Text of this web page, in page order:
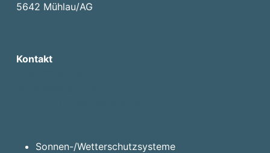
5642 Mühlau/AG
Kontakt
Sonnen-/Wetterschutzsysteme